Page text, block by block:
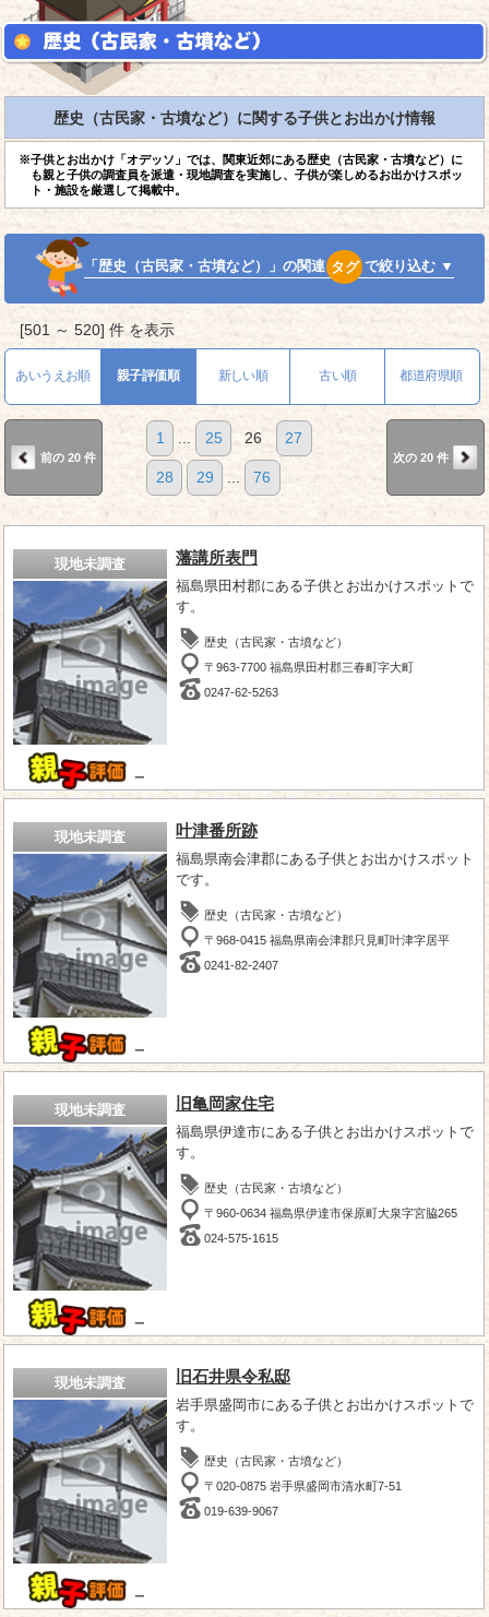
歴史（古民家・古墳など）に関する子供とお出かけ情報
※子供とお出かけ「オデッソ」では、関東近郊にある歴史（古民家・古墳など）に
も親と子供の調査員を派遣・現地調査を実施し、子供が楽しめるお出かけスポッ
ト・施設を厳選して掲載中。
「歴史（古民家・古墳など）」の関連 タグ で絞り込む ▼
[501 ～ 520] 件 を表示
あいうえお順 親子評価順 新しい順 古い順 都道府県順
前の 20 件
1 ... 25 26 27
28 29 ... 76
次の 20 件
現地未調査
－
藩講所表門
福島県田村郡にある子供とお出かけスポットで
す。
歴史（古民家・古墳など）
〒963-7700 福島県田村郡三春町字大町
0247-62-5263
現地未調査
－
叶津番所跡
福島県南会津郡にある子供とお出かけスポット
です。
歴史（古民家・古墳など）
〒968-0415 福島県南会津郡只見町叶津字居平
0241-82-2407
現地未調査
－
旧亀岡家住宅
福島県伊達市にある子供とお出かけスポットで
す。
歴史（古民家・古墳など）
〒960-0634 福島県伊達市保原町大泉字宮脇265
024-575-1615
現地未調査
－
旧石井県令私邸
岩手県盛岡市にある子供とお出かけスポットで
す。
歴史（古民家・古墳など）
〒020-0875 岩手県盛岡市清水町7-51
019-639-9067